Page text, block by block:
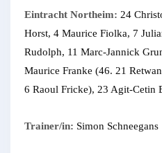
Eintracht Northeim: 24
Horst, 4 Maurice Fiolka, 7
Rudolph, 11 Marc-Jannick
Maurice Franke (46. 21
6 Raoul Fricke), 23 Agit-Cetin
Trainer/in: Simon Schneegans